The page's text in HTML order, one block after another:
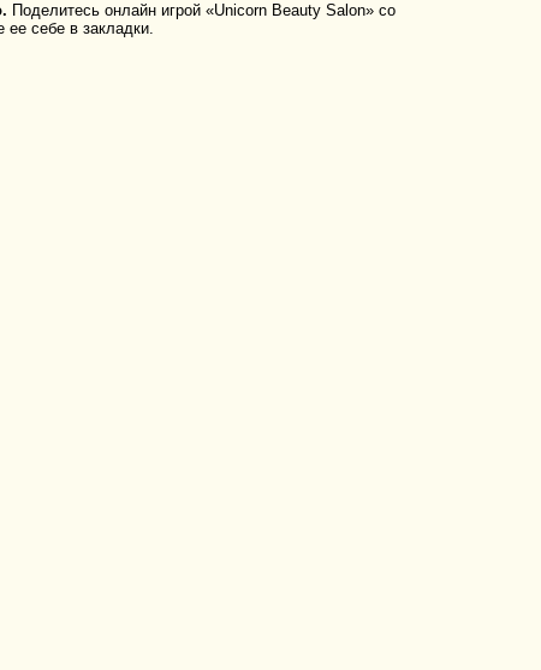
Поделитесь онлайн игрой «Unicorn Beauty Salon» со
ее себе в закладки.